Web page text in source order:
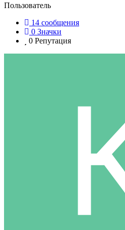
Пользователь
14 сообщения
0 Значки
0 Репутация